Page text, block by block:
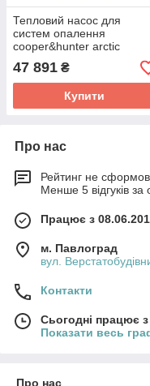
Тепловий насос для
систем опалення
cooper&hunter arctic
inverter ch-s18ftxla
47 891 ₴
Купити
Про нас
Рейтинг не
Менше 5 відгуків за
Працює з
м. Павлоград
вул.
Контакти
Сьогодні працює
Показати весь
Про нас